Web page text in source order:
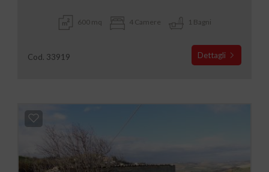
600 mq 4 Camere 1 Bagni
Cod. 33919 Dettagli